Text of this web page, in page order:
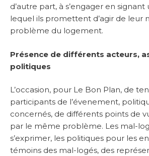
d’autre part, à s’engager en
lequel ils promettent d’agir de leur
problème du logement.
Présence de différents acteurs,
politiques
L’occasion, pour Le Bon Plan, de
participants de l’évenement,
concernés, de différents points de
par le même problème. Les mal-
s’exprimer, les politiques pour les
témoins des mal-logés, des